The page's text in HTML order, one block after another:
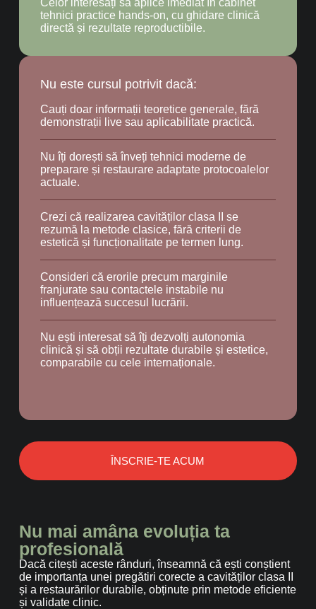
Celor interesați să aplice imediat în cabinet
tehnici practice hands-on, cu ghidare clinică
directă și rezultate reproductibile.
Nu este cursul potrivit dacă:
Cauți doar informații teoretice generale, fără
demonstrații live sau aplicabilitate practică.
Nu îți dorești să înveți tehnici moderne de
preparare și restaurare adaptate protocoalelor
actuale.
Crezi că realizarea cavităților clasa II se
rezumă la metode clasice, fără criterii de
estetică și funcționalitate pe termen lung.
Consideri că erorile precum marginile
franjurate sau contactele instabile nu
influențează succesul lucrării.
Nu ești interesat să îți dezvolți autonomia
clinică și să obții rezultate durabile și estetice,
comparabile cu cele internaționale.
ÎNSCRIE-TE ACUM
Nu mai amâna evoluția ta
profesională
Dacă citești aceste rânduri, înseamnă că ești conștient
de importanța unei pregătiri corecte a cavităților clasa II
și a restaurărilor durabile, obținute prin metode eficiente
și validate clinic.